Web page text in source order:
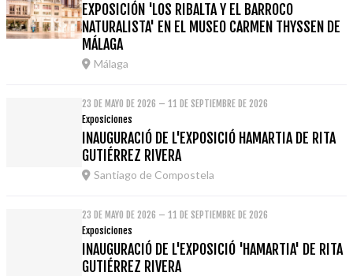
EXPOSICIÓN 'LOS RIBALTA Y EL BARROCO
NATURALISTA' EN EL MUSEO CARMEN THYSSEN DE
MÁLAGA
Málaga
23 DE MAYO DE 2026 – 11 DE SEPTIEMBRE DE 2026
Exposiciones
INAUGURACIÓ DE L'EXPOSICIÓ HAMARTIA DE RITA
GUTIÉRREZ RIVERA
Santiago de Compostela
23 DE MAYO DE 2026 – 11 DE SEPTIEMBRE DE 2026
Exposiciones
INAUGURACIÓ DE L'EXPOSICIÓ 'HAMARTIA' DE RITA
GUTIÉRREZ RIVERA